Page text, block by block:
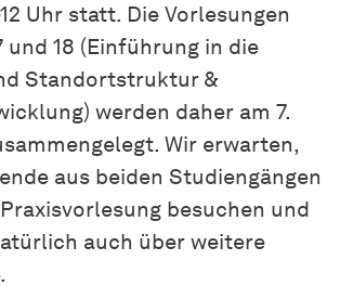
Uhr statt. Die Vorlesungen
und 18 (Einführung in die
Standortstruktur &
werden daher am 7.
Wir erwarten,
aus beiden Studiengängen
besuchen und
auch über weitere